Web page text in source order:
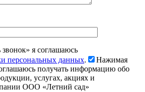
я соглашаюсь
персональных данных.
Нажимая
получать информацию обо
услугах, акциях и
ООО «Летний сад»